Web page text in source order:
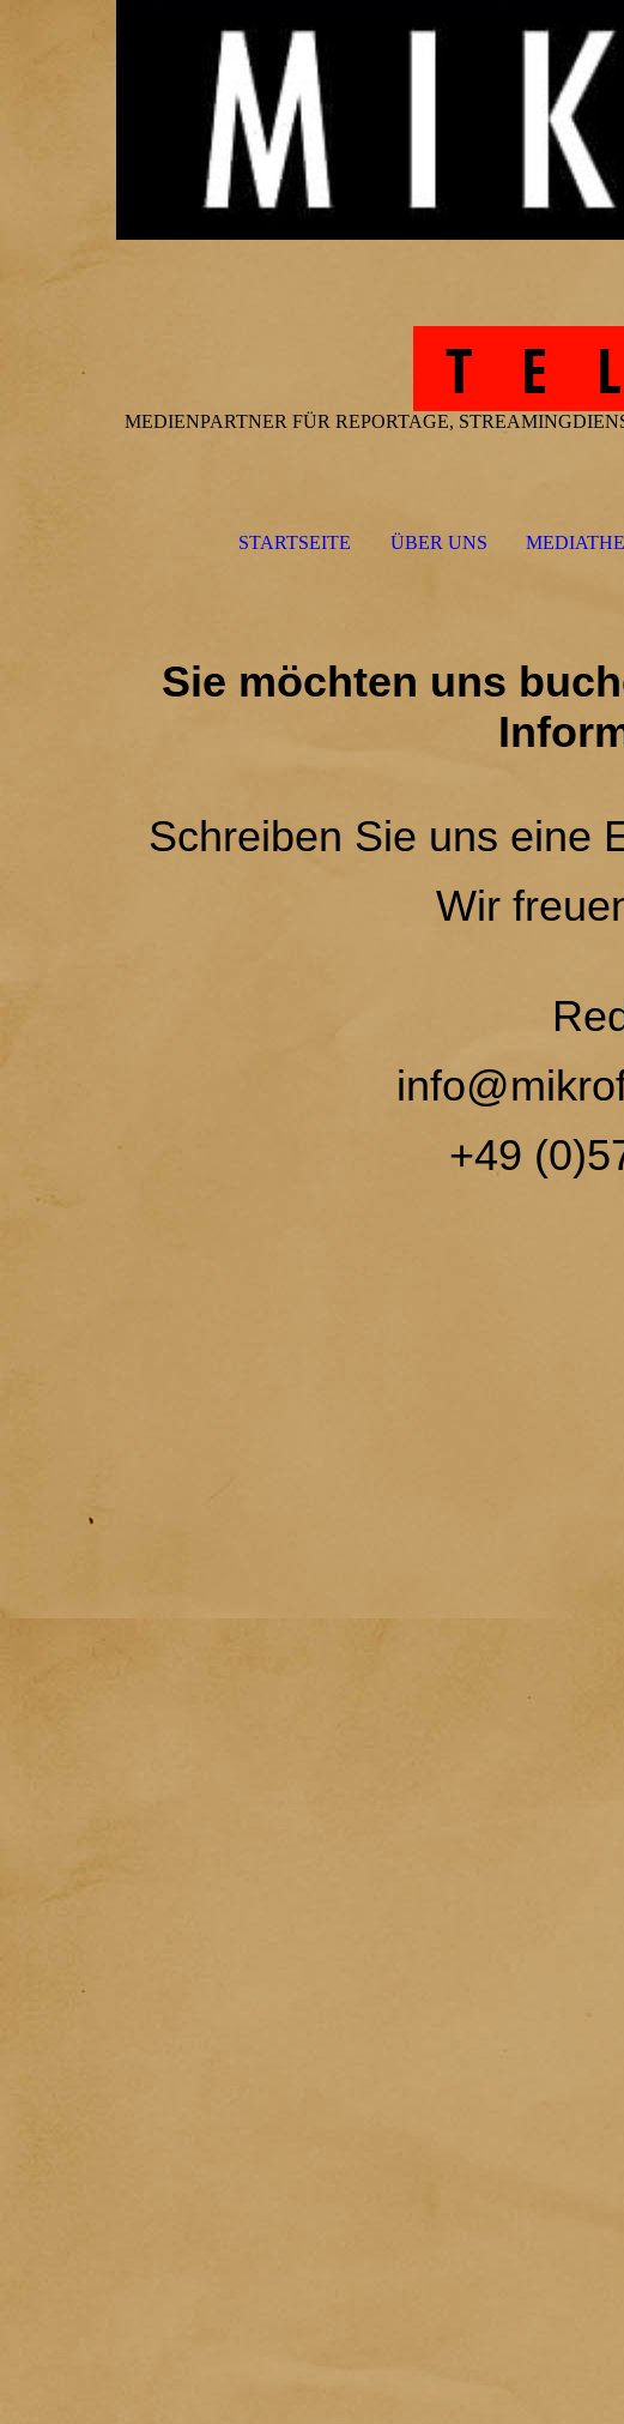
T E
MEDIENPARTNER FÜR REPORTAGE,
STARTSEITE ÜBER UNS
Sie möchten uns
Schreiben Sie uns eine
Wir
+49